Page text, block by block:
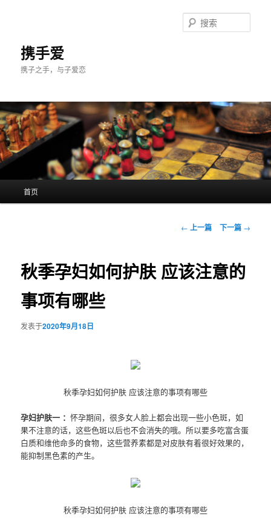
携手爱
携子之手，与子爱恋
索
首页
文
航
← 上一篇 下一篇 →
秋季孕妇如何护肤 应该注意的
事项有哪些
发表于2020年9月18日
秋季孕妇如何护肤 应该注意的事项有哪些
孕妇护肤一 ：怀孕期间，很多女人脸上都会出现一些小色斑，如
果不注意的话，这些色斑以后也不会消失的哦。所以要多吃富含蛋
白质和维他命多的食物，这些营养素都是对皮肤有着很好效果的，
能抑制黑色素的产生。
秋季孕妇如何护肤 应该注意的事项有哪些